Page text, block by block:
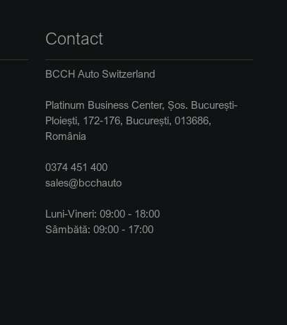
Contact
BCCH Auto Switzerland
Platinum Business Center, Șos. București-
Ploiești, 172-176, București, 013686,
România
0374 451 400
sales@bcchauto
Luni-Vineri: 09:00 - 18:00
Sâmbătă: 09:00 - 17:00